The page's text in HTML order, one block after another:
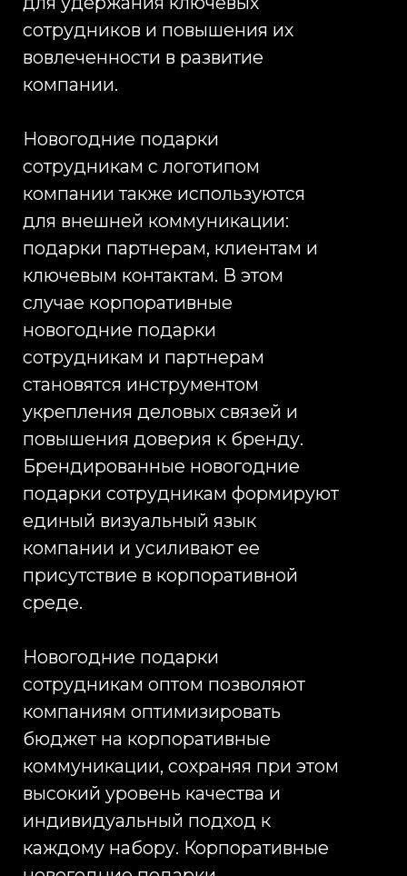
подарки сотрудникам компании
формируют устойчивое
эмоциональное восприятие
бренда, а корпоративные
новогодние подарки
этих коммуникаций на весь
персонал без потери качества и
единого стандарта. Новогодние
логотипом используются как в
массовых HR-программах, так и в
стратегиях, усиливая
вовлеченность сотрудников,
снижая текучесть кадров и
повышая общий уровень
удовлетворенности персонала.
Корпоративные подарки
становятся не разовой акцией, а
частью долгосрочной системы
управления корпоративной
культурой и внутренним брендом
компании.